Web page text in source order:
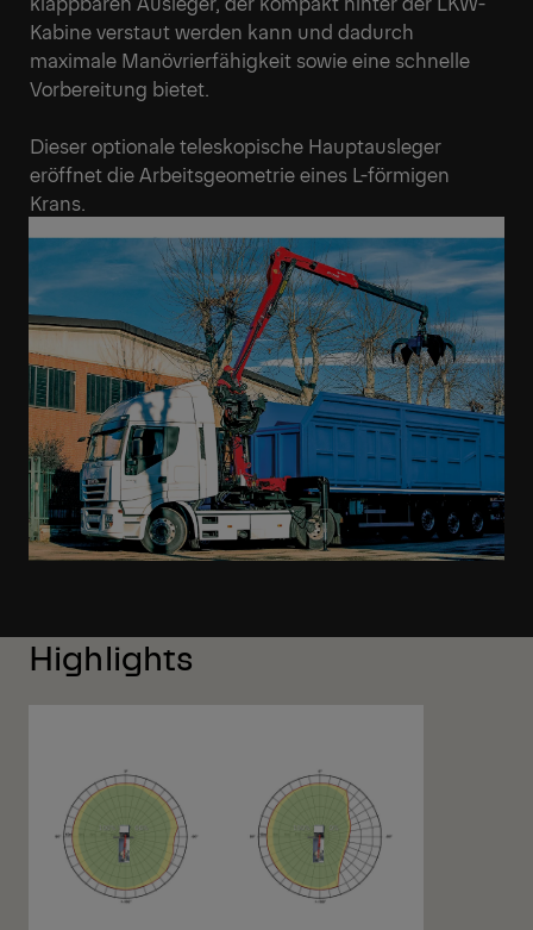
Kabine verstaut werden kann und dadurch
maximale Manövrierfähigkeit sowie eine schnelle
Vorbereitung bietet.
Dieser optionale teleskopische Hauptausleger
eröffnet die Arbeitsgeometrie eines L-förmigen
Krans.
Highlights